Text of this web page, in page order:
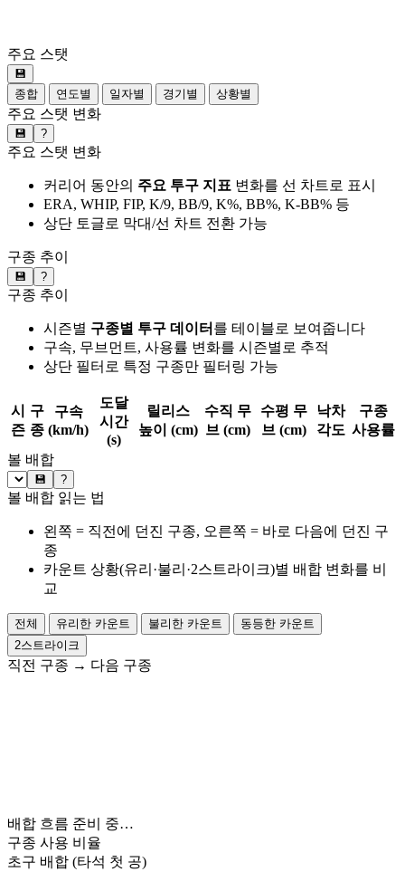
주요 스탯
💾
종합
연도별 일자별 경기별 상황별
주요 스탯 변화
💾 ?
주요 스탯 변화
커리어 동안의 주요 투구 지표 변화를 선 차트로 표시
ERA, WHIP, FIP, K/9, BB/9, K%, BB%, K-BB% 등
상단 토글로 막대/선 차트 전환 가능
구종 추이
💾 ?
구종 추이
시즌별 구종별 투구 데이터 를 테이블로 보여줍니다
구속, 무브먼트, 사용률 변화를 시즌별로 추적
상단 필터로 특정 구종만 필터링 가능
시
즌
구
종
구속
(km/h)
도달
시간
(s)
릴리스
높이 (cm)
수직 무
브 (cm)
수평 무
브 (cm)
낙차
각도
구종
사용률
볼 배합
💾 ?
볼 배합 읽는 법
왼쪽 = 직전에 던진 구종, 오른쪽 = 바로 다음에 던진 구
종
카운트 상황(유리·불리·2스트라이크)별 배합 변화를 비
교
전체 유리한 카운트 불리한 카운트
동등한 카운트
2스트라이크
직전 구종 → 다음 구종
배합 흐름 준비 중…
구종 사용 비율
초구 배합 (타석 첫 공)